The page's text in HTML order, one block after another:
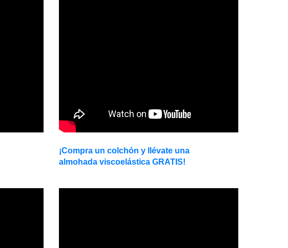
¡Compra un colchón y llévate una
almohada viscoelástica GRATIS!